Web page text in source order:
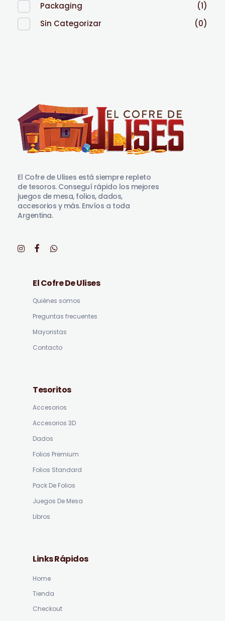
Packaging
(1)
Sin Categorizar
(0)
El Cofre de Ulises está siempre repleto
de tesoros. Conseguí rápido los mejores
juegos de mesa, folios, dados,
accesorios y más. Envíos a toda
Argentina.
El Cofre De Ulises
Quiénes somos
Preguntas frecuentes
Mayoristas
Contacto
Tesoritos
Accesorios
Accesorios 3D
Dados
Folios Premium
Folios Standard
Pack De Folios
Juegos De Mesa
Libros
Links Rápidos
Home
Tienda
Checkout